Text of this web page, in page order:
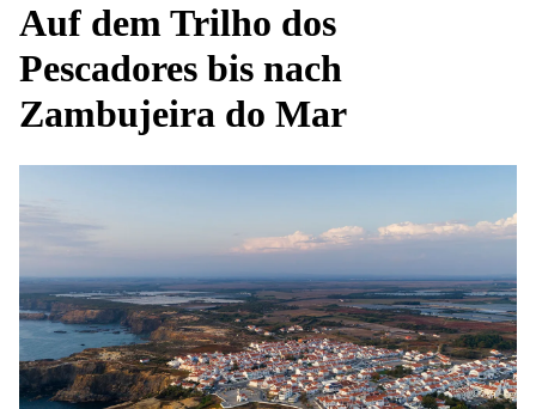
Auf dem Trilho dos
Pescadores bis nach
Zambujeira do Mar